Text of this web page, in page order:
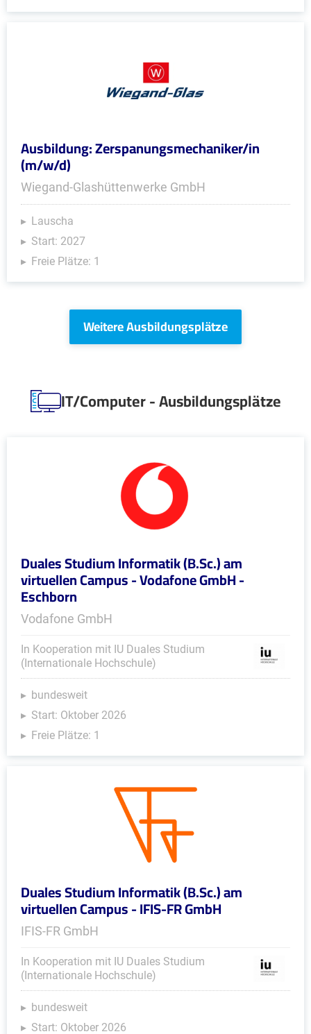
Ausbildung: Zerspanungsmechaniker/in
(m/w/d)
Wiegand-Glashüttenwerke GmbH
Lauscha
Start: 2027
Freie Plätze: 1
Weitere Ausbildungsplätze
IT/Computer - Ausbildungsplätze
Duales Studium Informatik (B.Sc.) am
virtuellen Campus - Vodafone GmbH -
Eschborn
Vodafone GmbH
In Kooperation mit IU Duales Studium
(Internationale Hochschule)
bundesweit
Start: Oktober 2026
Freie Plätze: 1
Duales Studium Informatik (B.Sc.) am
virtuellen Campus - IFIS-FR GmbH
IFIS-FR GmbH
In Kooperation mit IU Duales Studium
(Internationale Hochschule)
bundesweit
Start: Oktober 2026